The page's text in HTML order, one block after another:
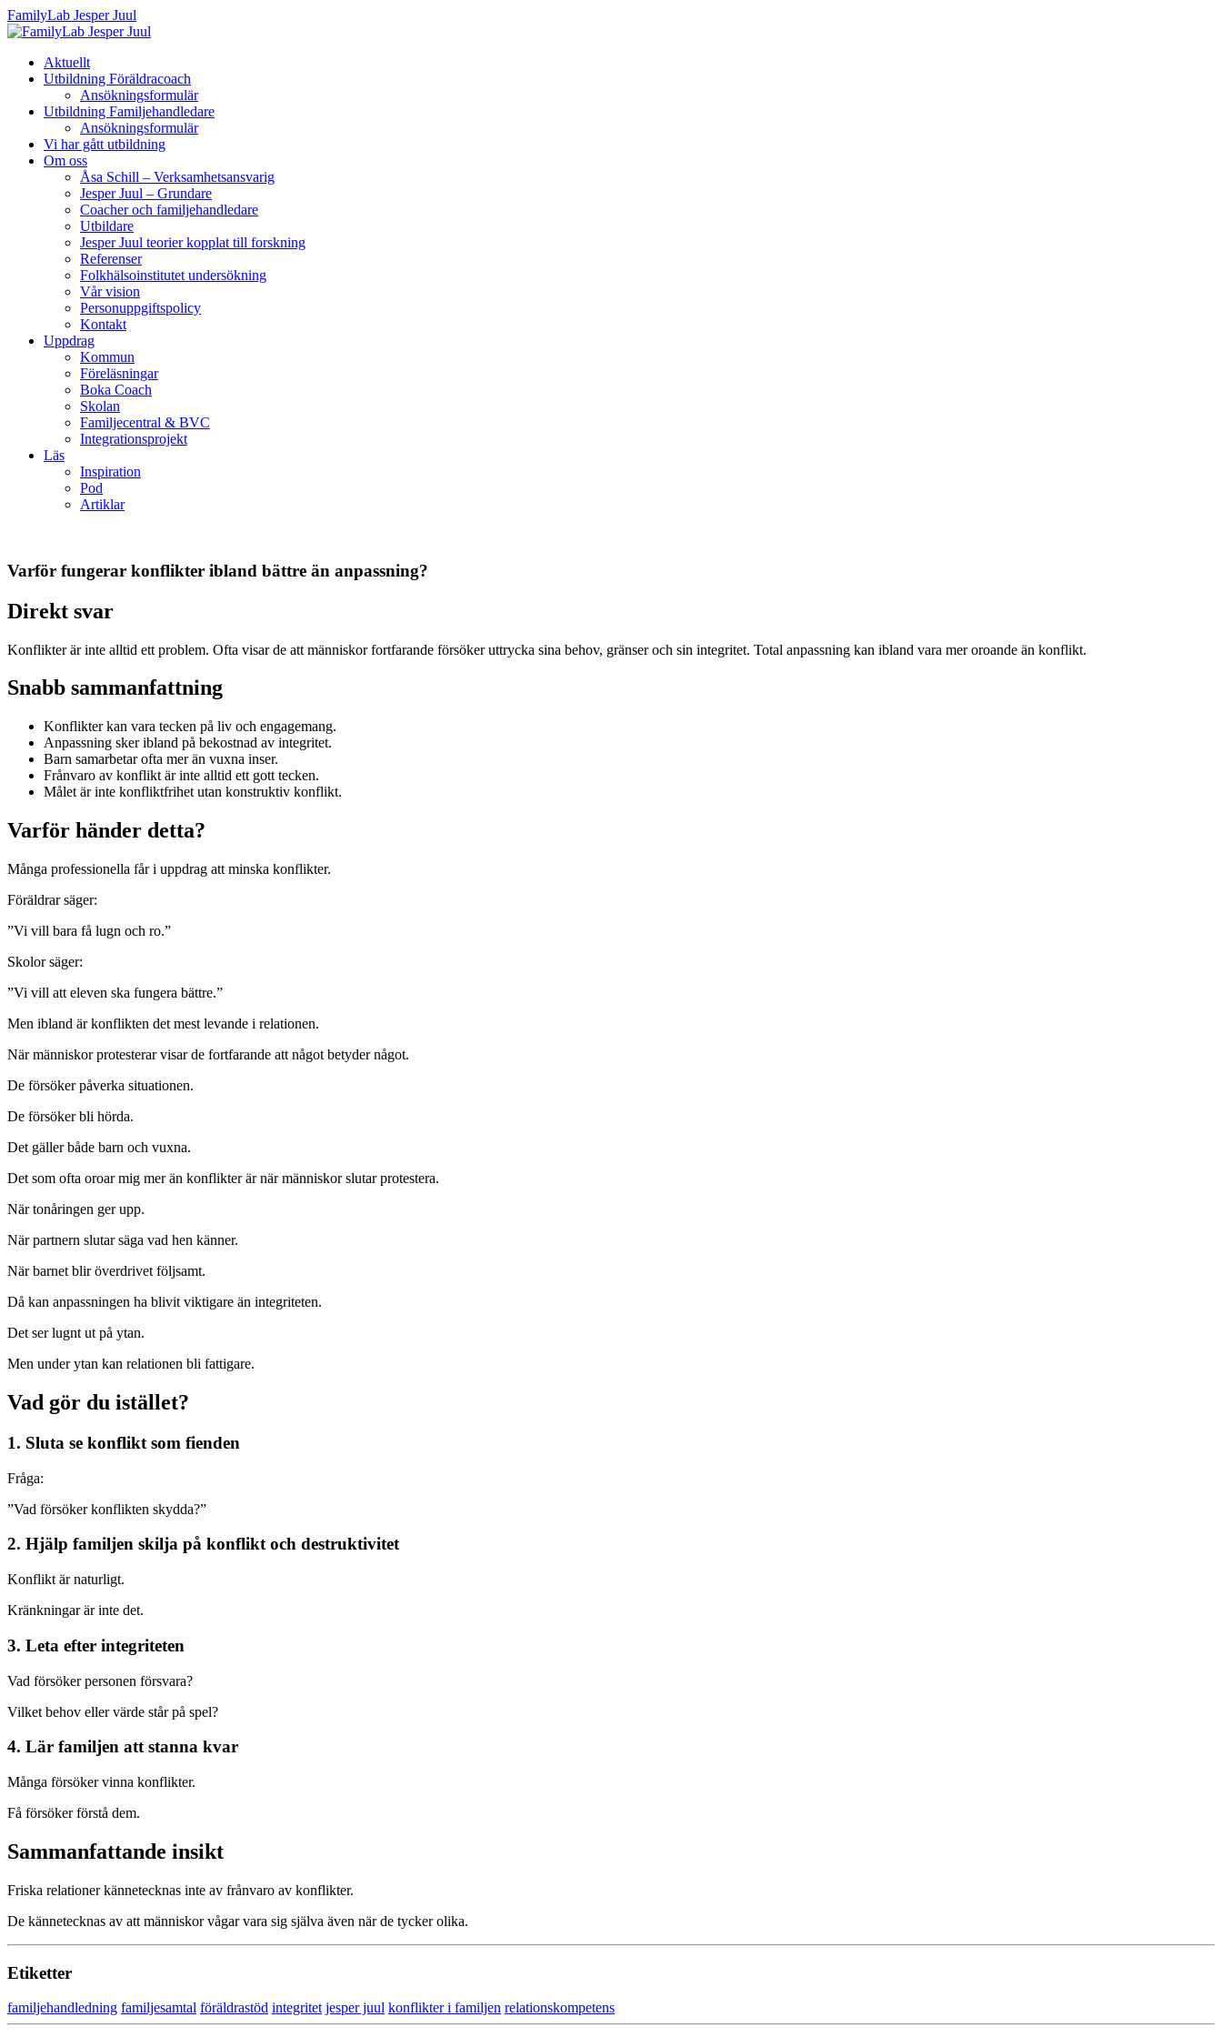
FamilyLab Jesper Juul
Aktuellt
Utbildning Föräldracoach
Ansökningsformulär
Utbildning Familjehandledare
Ansökningsformulär
Vi har gått utbildning
Om oss
Åsa Schill – Verksamhetsansvarig
Jesper Juul – Grundare
Coacher och familjehandledare
Utbildare
Jesper Juul teorier kopplat till forskning
Referenser
Folkhälsoinstitutet undersökning
Vår vision
Personuppgiftspolicy
Kontakt
Uppdrag
Kommun
Föreläsningar
Boka Coach
Skolan
Familjecentral & BVC
Integrationsprojekt
Läs
Inspiration
Pod
Artiklar
Varför fungerar konflikter ibland bättre än anpassning?
Direkt svar
Konflikter är inte alltid ett problem. Ofta visar de att människor fortfarande försöker uttrycka sina behov, gränser och sin integritet. Total anpassning kan ibland vara mer oroande än konflikt.
Snabb sammanfattning
Konflikter kan vara tecken på liv och engagemang.
Anpassning sker ibland på bekostnad av integritet.
Barn samarbetar ofta mer än vuxna inser.
Frånvaro av konflikt är inte alltid ett gott tecken.
Målet är inte konfliktfrihet utan konstruktiv konflikt.
Varför händer detta?
Många professionella får i uppdrag att minska konflikter.
Föräldrar säger:
”Vi vill bara få lugn och ro.”
Skolor säger:
”Vi vill att eleven ska fungera bättre.”
Men ibland är konflikten det mest levande i relationen.
När människor protesterar visar de fortfarande att något betyder något.
De försöker påverka situationen.
De försöker bli hörda.
Det gäller både barn och vuxna.
Det som ofta oroar mig mer än konflikter är när människor slutar protestera.
När tonåringen ger upp.
När partnern slutar säga vad hen känner.
När barnet blir överdrivet följsamt.
Då kan anpassningen ha blivit viktigare än integriteten.
Det ser lugnt ut på ytan.
Men under ytan kan relationen bli fattigare.
Vad gör du istället?
1. Sluta se konflikt som fienden
Fråga:
”Vad försöker konflikten skydda?”
2. Hjälp familjen skilja på konflikt och destruktivitet
Konflikt är naturligt.
Kränkningar är inte det.
3. Leta efter integriteten
Vad försöker personen försvara?
Vilket behov eller värde står på spel?
4. Lär familjen att stanna kvar
Många försöker vinna konflikter.
Få försöker förstå dem.
Sammanfattande insikt
Friska relationer kännetecknas inte av frånvaro av konflikter.
De kännetecknas av att människor vågar vara sig själva även när de tycker olika.
Etiketter
familjehandledning familjesamtal föräldrastöd integritet jesper juul konflikter i familjen relationskompetens